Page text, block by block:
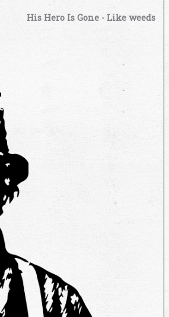
His Hero Is Gone - Like weeds